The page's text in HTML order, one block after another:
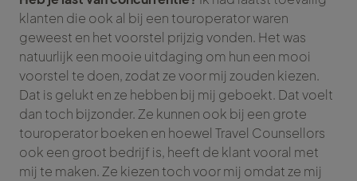
klanten die ook al bij een touroperator waren
geweest en het voorstel prijzig vonden. Het was
natuurlijk een mooie uitdaging om hun een mooi
voorstel te doen, zodat ze voor mij zouden kiezen.
Dat is gelukt en ze hebben bij mij geboekt. Dat voelt
dan toch bijzonder. Ze kunnen ook bij een grote
touroperator boeken en hoewel Travel Counsellors
ook een groot bedrijf is, heeft de klant vooral met
mij te maken. Ze kiezen toch voor mij omdat ze mij